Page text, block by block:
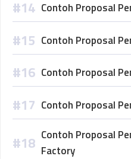
Contoh Proposal
Contoh Proposal
Contoh Proposal
Contoh Proposal
Contoh Proposal
Factory